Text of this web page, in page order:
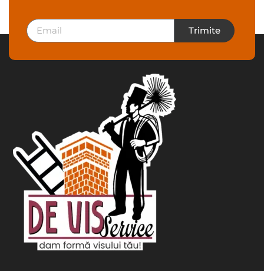
Trimite